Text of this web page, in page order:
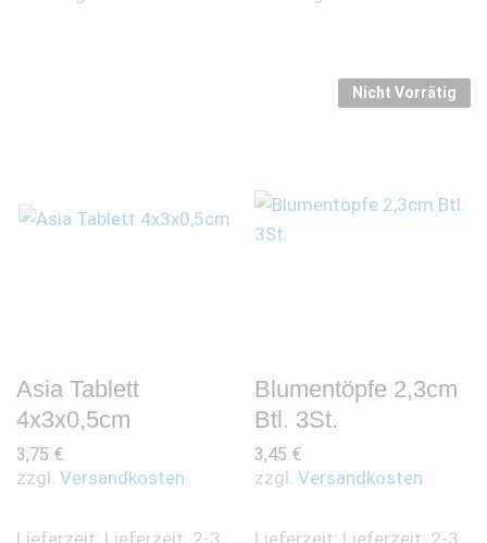
Asia Tablett
4x3x0,5cm
3,75 €
zzgl. Versandkosten
Lieferzeit: Lieferzeit: 2-3
Nicht Vorrätig
Blumentöpfe 2,3cm
Btl. 3St.
3,45 €
zzgl. Versandkosten
Lieferzeit: Lieferzeit: 2-3